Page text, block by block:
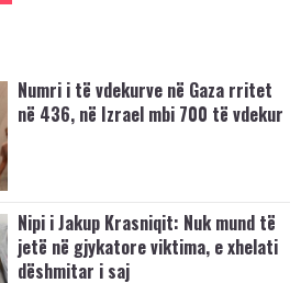
Numri i të vdekurve në Gaza rritet
në 436, në Izrael mbi 700 të vdekur
Nipi i Jakup Krasniqit: Nuk mund të
jetë në gjykatore viktima, e xhelati
dëshmitar i saj